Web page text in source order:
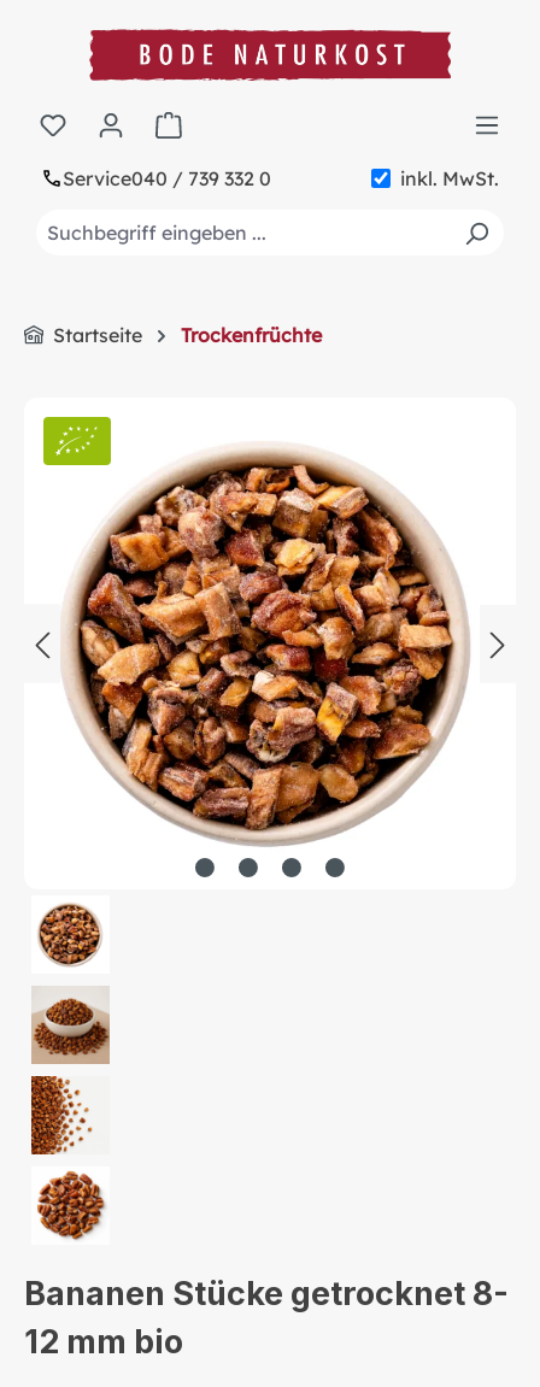
springen
Service040 / 739 332 0 inkl. MwSt.
Warenkorb enthält 0 Positionen. Der
Startseite Trockenfrüchte
Bildergalerie überspringen
Bananen Stücke getrocknet 8-
12 mm bio